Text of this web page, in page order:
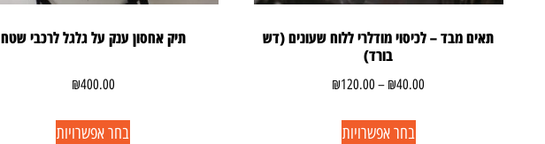
תאים מבד – לכיסוי מודלרי ללוח שעונים (דש
בורד)
₪40.00
–
₪120.00
בחר אפשרויות
תיק אחסון ענק על גלגל לרכבי שטח
₪400.00
בחר אפשרויות